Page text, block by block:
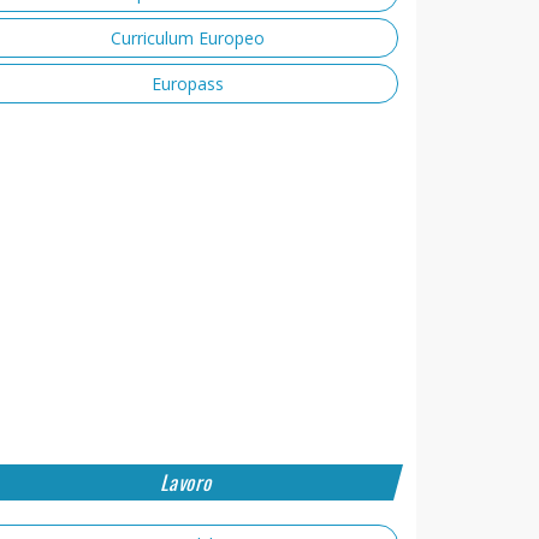
Curriculum Europeo
Europass
Lavoro